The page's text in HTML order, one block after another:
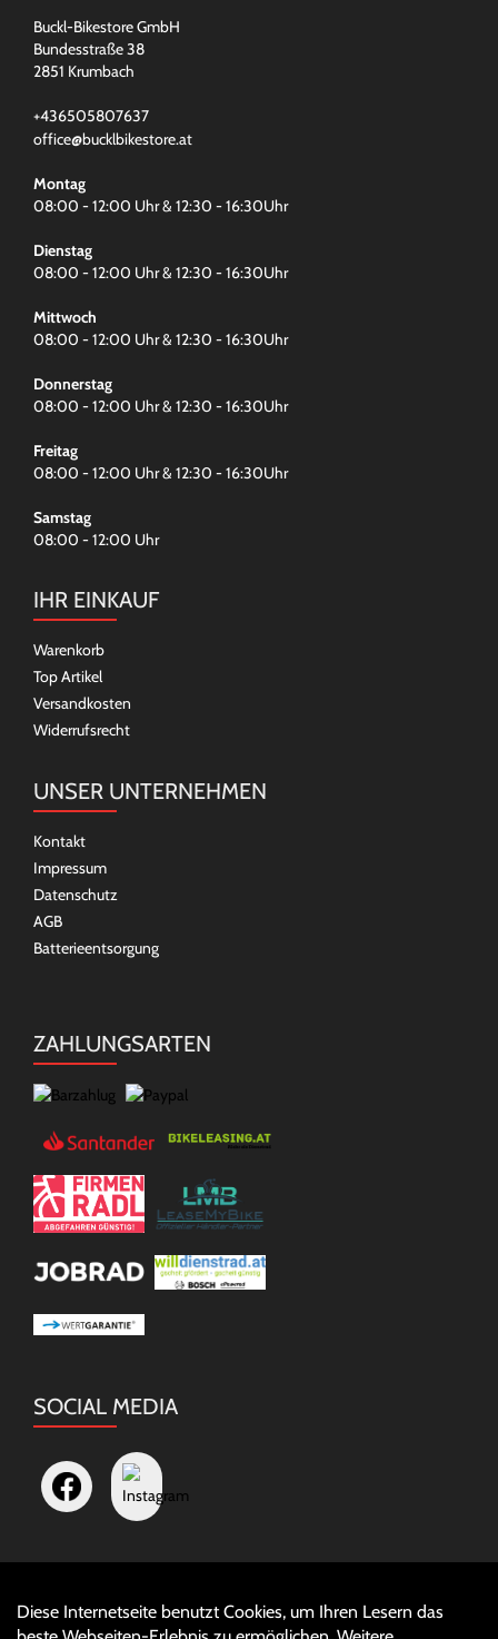
Buckl-Bikestore GmbH
Bundesstraße 38
2851 Krumbach
+436505807637
office@bucklbikestore.at
Montag
08:00 - 12:00 Uhr & 12:30 - 16:30Uhr
Dienstag
08:00 - 12:00 Uhr & 12:30 - 16:30Uhr
Mittwoch
08:00 - 12:00 Uhr & 12:30 - 16:30Uhr
Donnerstag
08:00 - 12:00 Uhr & 12:30 - 16:30Uhr
Freitag
08:00 - 12:00 Uhr & 12:30 - 16:30Uhr
Samstag
08:00 - 12:00 Uhr
IHR EINKAUF
Warenkorb
Top Artikel
Versandkosten
Widerrufsrecht
UNSER UNTERNEHMEN
Kontakt
Impressum
Datenschutz
AGB
Batterieentsorgung
ZAHLUNGSARTEN
SOCIAL MEDIA
Diese Internetseite benutzt Cookies, um Ihren Lesern das
Auftrag widerrufen